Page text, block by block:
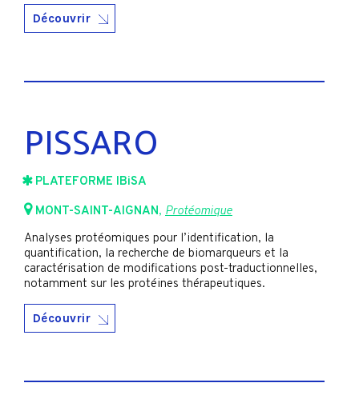
Découvrir
PISSARO
PLATEFORME IBiSA
MONT-SAINT-AIGNAN, Protéomique
Analyses protéomiques pour l’identification, la
quantification, la recherche de biomarqueurs et la
caractérisation de modifications post-traductionnelles,
notamment sur les protéines thérapeutiques.
Découvrir